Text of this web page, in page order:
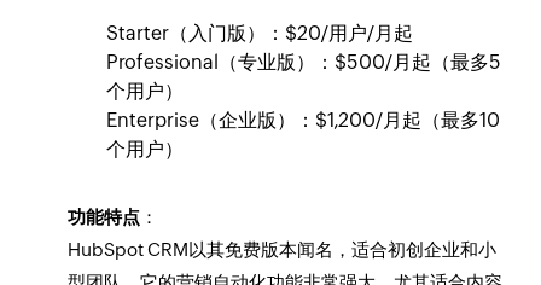
Starter（入门版）：$20/用户/月起
Professional（专业版）：$500/月起（最多5
个用户）
Enterprise（企业版）：$1,200/月起（最多10
个用户）
功能特点 ：
HubSpot CRM以其免费版本闻名，适合初创企业和小